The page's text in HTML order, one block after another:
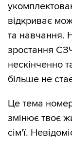
відкриває
та навчання.
зростання
нескінченно
більше не
Це тема
змінює твоє
сім'ї.